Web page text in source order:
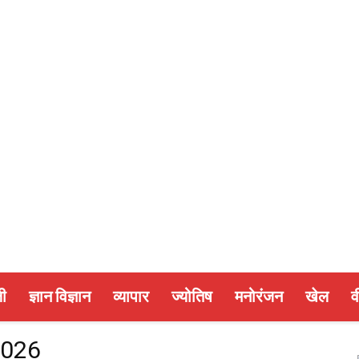
ज्ञान विज्ञान व्यापार ज्योतिष मनोरंजन खेल